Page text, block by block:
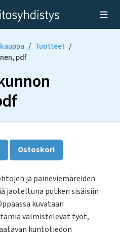
/ Tuotteet /
pdf
Ostoskori
ja paineviemäreiden
jaoteltuna putken sisäisiin
kuvataan
valmistelevat työt,
kuntotiedon